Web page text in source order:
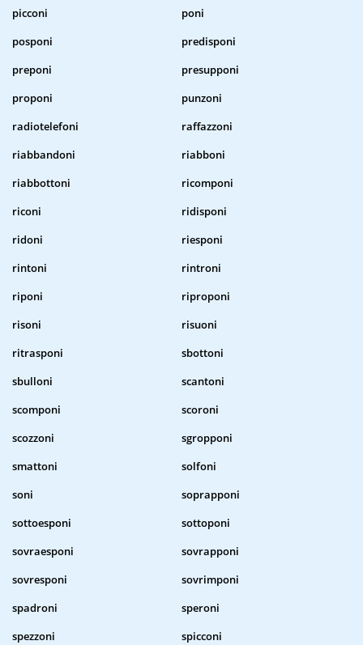
picconi
poni
posponi
predisponi
preponi
presupponi
proponi
punzoni
radiotelefoni
raffazzoni
riabbandoni
riabboni
riabbottoni
ricomponi
riconi
ridisponi
ridoni
riesponi
rintoni
rintroni
riponi
riproponi
risoni
risuoni
ritrasponi
sbottoni
sbulloni
scantoni
scomponi
scoroni
scozzoni
sgropponi
smattoni
solfoni
soni
soprapponi
sottoesponi
sottoponi
sovraesponi
sovrapponi
sovresponi
sovrimponi
spadroni
speroni
spezzoni
spicconi